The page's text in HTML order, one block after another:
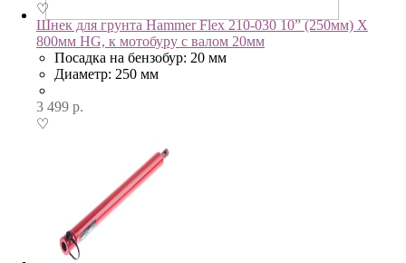
♡
Шнек для грунта Hammer Flex 210-030 10” (250мм) X
800мм HG, к мотобуру с валом 20мм
Посадка на бензобур: 20 мм
Диаметр: 250 мм
3 499 р.
♡